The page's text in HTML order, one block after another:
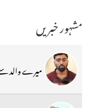
مشہور خبریں
میرے والد